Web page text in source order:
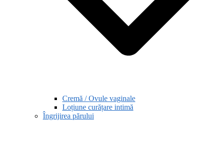
Cremă / Ovule vaginale
Loțiune curățare intimă
Îngrijirea părului